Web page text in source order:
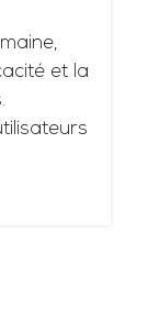
et la